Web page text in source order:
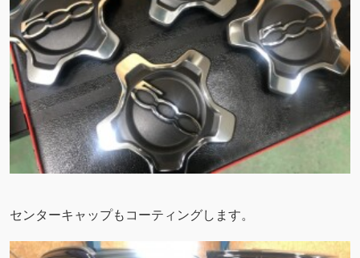
センターキャップもコーティングします。